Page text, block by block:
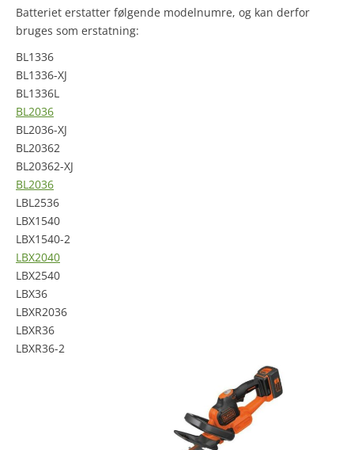
Batteriet erstatter følgende modelnumre, og kan derfor
bruges som erstatning:
BL1336
BL1336-XJ
BL1336L
BL2036
BL2036-XJ
BL20362
BL20362-XJ
BL2036
LBL2536
LBX1540
LBX1540-2
LBX2040
LBX2540
LBX36
LBXR2036
LBXR36
LBXR36-2